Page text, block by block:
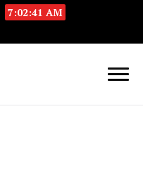
7:02:42 AM